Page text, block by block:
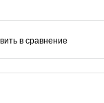
в сравнение